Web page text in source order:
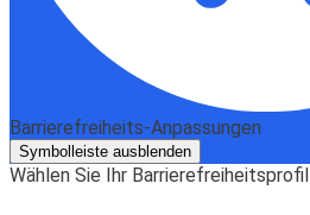
Barrierefreiheits-Anpassungen
Symbolleiste ausblenden
Wählen Sie Ihr Barrierefreiheitsprofil